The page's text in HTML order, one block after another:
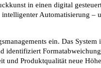
in einen digital
Automatisierung –
ein. Das
und Produktqualität neue